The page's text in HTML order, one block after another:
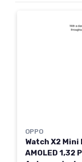
OPPO
Watch X2
AMOLED 1,32